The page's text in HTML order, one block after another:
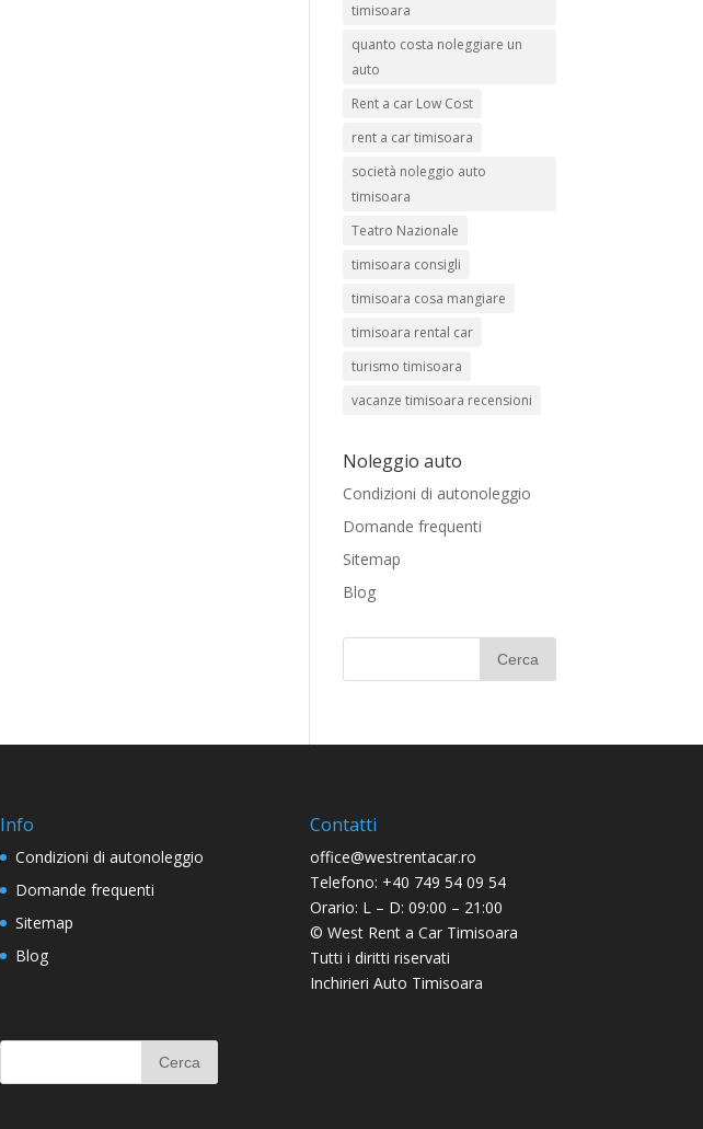
timisoara
quanto costa noleggiare un
auto
Rent a car Low Cost
rent a car timisoara
società noleggio auto
timisoara
Teatro Nazionale
timisoara consigli
timisoara cosa mangiare
timisoara rental car
turismo timisoara
vacanze timisoara recensioni
Noleggio auto
Condizioni di autonoleggio
Domande frequenti
Sitemap
Blog
Info
Condizioni di autonoleggio
Domande frequenti
Sitemap
Blog
Contatti
office@westrentacar.ro
Telefono: +40 749 54 09 54
Orario: L – D: 09:00 – 21:00
©West Rent a Car Timisoara
Tutti i diritti riservati
Inchirieri Auto Timisoara